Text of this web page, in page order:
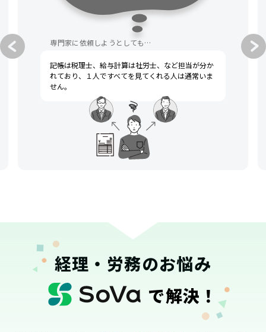
専門家に依頼しようとしても…
記帳は税理士、給与計算は社労士、など担当が分か
れており、１人ですべてを見てくれる人は通常いま
せん。
経理・労務のお悩み
で解決！